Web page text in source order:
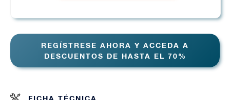
REGÍSTRESE AHORA Y ACCEDA A
DESCUENTOS DE HASTA EL 70%